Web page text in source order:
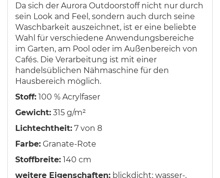
Da sich der Aurora Outdoorstoff nicht nur durch
sein Look and Feel, sondern auch durch seine
Waschbarkeit auszeichnet, ist er eine beliebte
Wahl für verschiedene Anwendungsbereiche
im Garten, am Pool oder im Außenbereich von
Cafés. Die Verarbeitung ist mit einer
handelsüblichen Nähmaschine für den
Hausbereich möglich.
Stoff: 100 % Acrylfaser
Gewicht: 315 g/m²
Lichtechtheit: 7 von 8
Farbe: Granate-Rote
Stoffbreite: 140 cm
weitere Eigenschaften: blickdicht; wasser-,